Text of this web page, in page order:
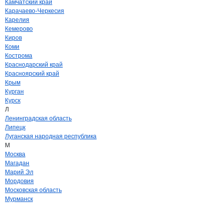
Камчатский край
Карачаево-Черкесия
Карелия
Кемерово
Киров
Коми
Кострома
Краснодарский край
Красноярский край
Крым
Курган
Курск
Л
Ленинградская область
Липецк
Луганская народная республика
М
Москва
Магадан
Марий Эл
Мордовия
Московская область
Мурманск